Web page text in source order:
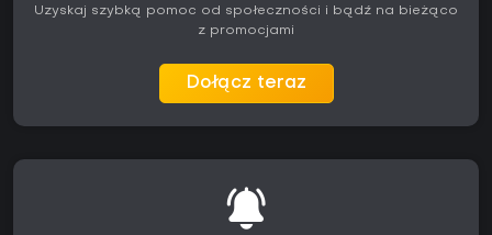
Uzyskaj szybką pomoc od społeczności i bądź na bieżąco
z promocjami
Dołącz teraz